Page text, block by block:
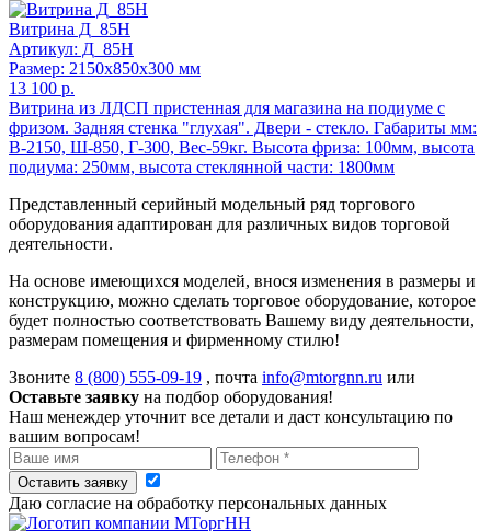
Витрина Д_85Н
Артикул: Д_85Н
Размер: 2150x850x300 мм
13 100 р.
Витрина из ЛДСП пристенная для магазина на подиуме с
фризом. Задняя стенка "глухая". Двери - стекло. Габариты мм:
В-2150, Ш-850, Г-300, Вес-59кг. Высота фриза: 100мм, высота
подиума: 250мм, высота стеклянной части: 1800мм
Представленный серийный модельный ряд торгового
оборудования адаптирован для различных видов торговой
деятельности.
На основе имеющихся моделей, внося изменения в размеры и
конструкцию, можно сделать торговое оборудование, которое
будет полностью соответствовать Вашему виду деятельности,
размерам помещения и фирменному стилю!
Звоните 8 (800) 555-09-19 , почта info@mtorgnn.ru или
Оставьте заявку на подбор оборудования!
Наш менеждер уточнит все детали и даст консультацию по
вашим вопросам!
Оставить заявку
Даю согласие на обработку персональных данных